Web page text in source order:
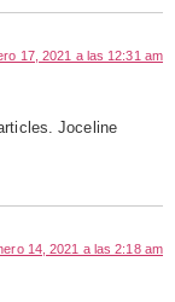
17, 2021 a las 12:31 am
Joceline
14, 2021 a las 2:18 am